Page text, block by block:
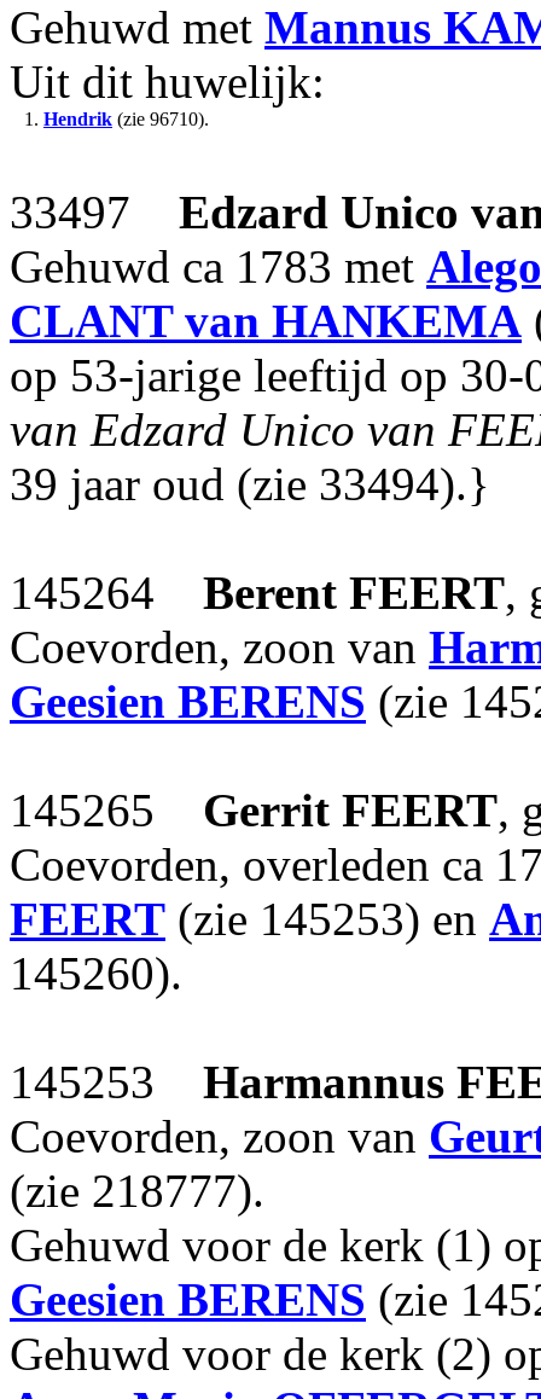
Gehuwd met Mannus
Uit dit huwelijk:
1. Hendrik (zie 96710).
33497 Edzard Unico
Gehuwd ca 1783 met
CLANT van HANKEMA
op 53-jarige leeftijd op
van Edzard Unico van
39 jaar oud (zie 33494).}
145264 Berent FEERT,
Coevorden, zoon van
Geesien BERENS (zie
145265 Gerrit FEERT,
Coevorden, overleden ca
FEERT (zie 145253) en
145260).
145253 Harmannus
Coevorden, zoon van
(zie 218777).
Gehuwd voor de kerk (1)
Geesien BERENS (zie
Gehuwd voor de kerk (2)